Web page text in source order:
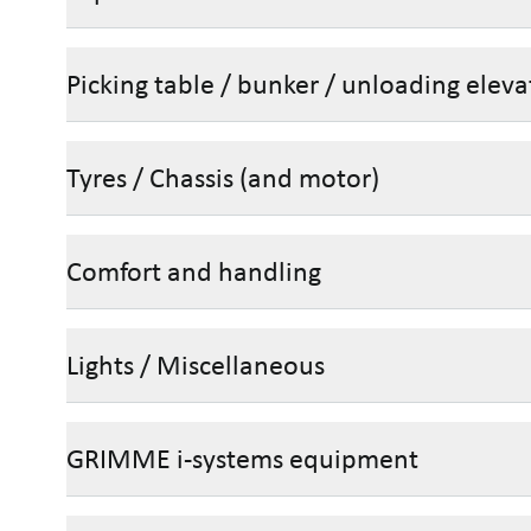
Picking table / bunker / unloading
Tyres / Chassis (and motor)
Comfort and handling
Lights / Miscellaneous
GRIMME i-systems equipment